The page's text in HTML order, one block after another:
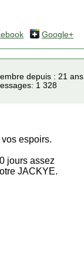
Google+
depuis : 21 ans
1 328
espoirs.
jours assez
JACKYE.